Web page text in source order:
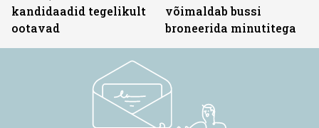
kandidaadid tegelikult
ootavad
võimaldab bussi
broneerida minutitega